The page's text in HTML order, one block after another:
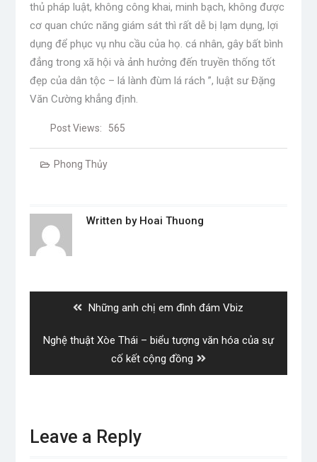
thủ pháp luật, không công khai, minh bạch, không được
cơ quan chức năng giám sát thì rất dễ bị lạm dụng, lợi
dụng để phục vụ nhu cầu của họ. cá nhân, gây bất bình
đẳng trong xã hội và ảnh hưởng đến truyền thống tốt
đẹp của dân tộc – lá lành đùm lá rách ”, luật sư Đặng
Văn Cường khẳng định.
Post Views: 565
Phong Thủy
Written by Hoai Thuong
Previous
Những anh chị em đình đám Vbiz
Next
Nghệ thuật Xòe Thái – biểu tượng văn hóa của sự
cố kết cộng đồng
Leave a Reply